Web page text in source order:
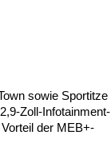
sowie Sportitze
Zoll-Infotainment-
der MEB+-